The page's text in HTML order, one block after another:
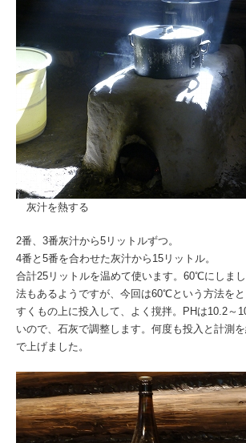
灰汁を熱する
2番、3番灰汁から5リットルずつ。
4番と5番を合わせた灰汁から15リットル。
合計25リットルを温めて使います。60℃にしま
法もあるようですが、今回は60℃という方法をと
すくもの上に投入して、よく撹拌。PHは10.2～
いので、石灰で調整します。何度も投入と計測
で上げました。